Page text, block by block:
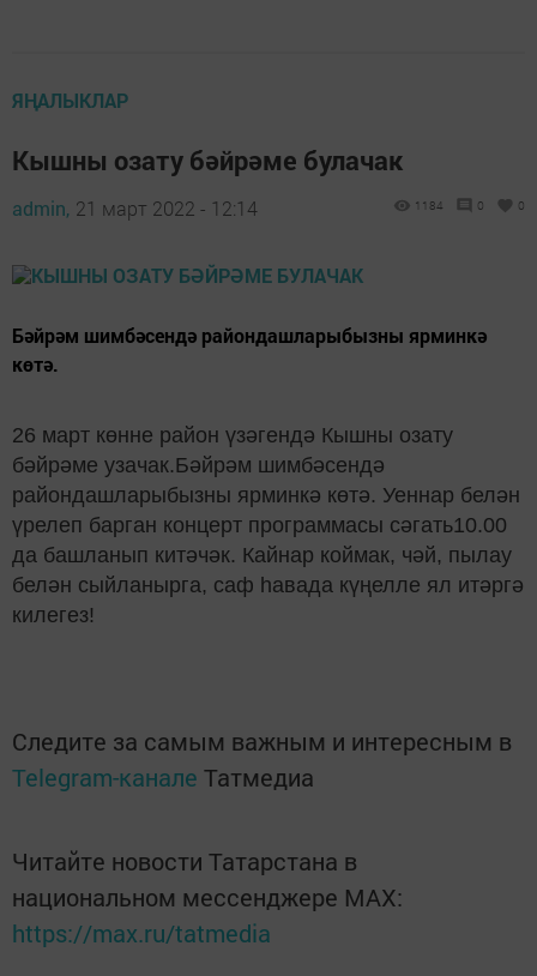
ЯҢАЛЫКЛАР
Кышны озату бәйрәме булачак
admin, 21 март 2022 - 12:14 1184 0 0
Бәйрәм шимбәсендә райондашларыбызны ярминкә
көтә.
26 март көнне район үзәгендә Кышны озату
бәйрәме узачак.Бәйрәм шимбәсендә
райондашларыбызны ярминкә көтә. Уеннар белән
үрелеп барган концерт программасы сәгать10.00
да башланып китәчәк. Кайнар коймак, чәй, пылау
белән сыйланырга, саф һавада күңелле ял итәргә
килегез!
Следите за самым важным и интересным в
Telegram-канале Татмедиа
Читайте новости Татарстана в
национальном мессенджере MАХ:
https://max.ru/tatmedia